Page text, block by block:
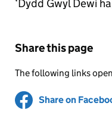
‘Dydd Gwyl Dewi
Share this page
The following links
Share on